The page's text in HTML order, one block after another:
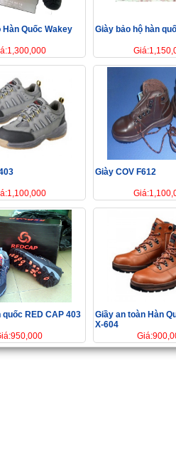
Hàn Quốc Wakey Giày bảo hộ hàn
Giày COV F612
quốc RED CAP 403
Giầy an toàn Hàn
X-604